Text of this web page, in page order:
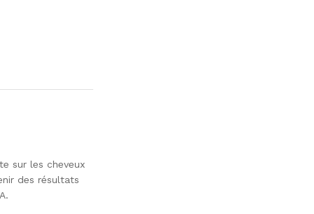
sur les cheveux
des résultats